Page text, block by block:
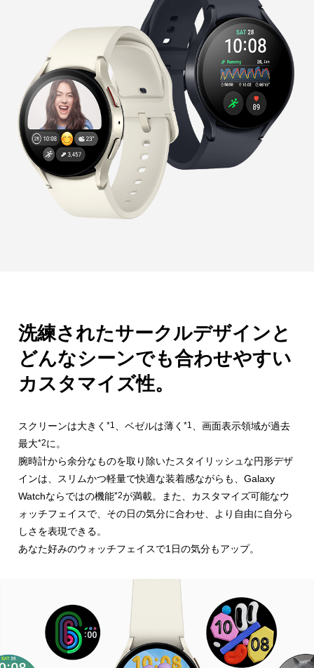
洗練されたサークルデザインと
どんなシーンでも合わせやすい
カスタマイズ性。
スクリーンは大きく *1、ベゼルは薄く *1、画面表示領域が過去
最大*2に。
腕時計から余分なものを取り除いたスタイリッシュな円形デザ
インは、 スリムかつ軽量で快適な装着感ながらも、Galaxy
Watchならではの機能*2が満載。また、カスタマイズ可能なウ
ォッチフェイスで、 その日の気分に合わせ、より自由に自分ら
しさを表現できる。
あなた好みのウォッチフェイスで1日の気分もアップ。